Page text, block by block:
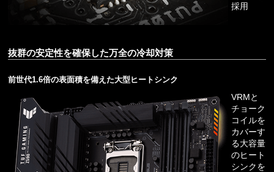
採用
抜群の安定性を確保した万全の冷却対策
前世代1.6倍の表面積を備えた大型ヒートシンク
VRMと
チョーク
コイルを
カバーす
る大容量
のヒート
シンクを